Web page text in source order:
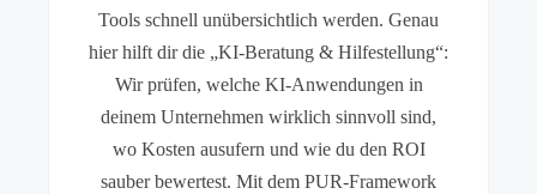
Tools schnell unübersichtlich werden. Genau
hier hilft dir die „KI-Beratung & Hilfestellung“:
Wir prüfen, welche KI-Anwendungen in
deinem Unternehmen wirklich sinnvoll sind,
wo Kosten ausufern und wie du den ROI
sauber bewertest. Mit dem PUR-Framework